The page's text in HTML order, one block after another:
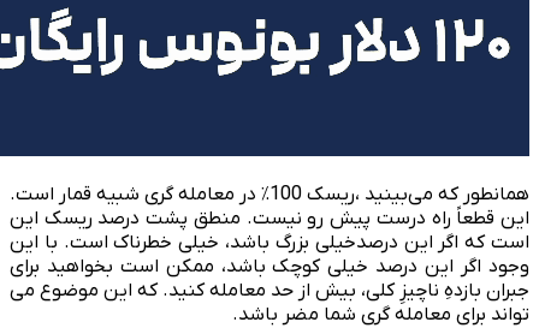
همانطور که می‌بینید ،ریسک 100٪ در معامله ‌گری شبیه قمار است.
این قطعاً راه درست پیش رو نیست. منطق پشت درصد ریسک این
است که اگر این درصدخیلی بزرگ باشد، خیلی خطرناک است. با این
وجود اگر این درصد خیلی کوچک باشد، ممکن است بخواهید برای
جبران بازدهِ ناچیزِ کلی، بیش از حد معامله کنید. که این موضوع می
تواند برای معامله­ گری شما مضر باشد.